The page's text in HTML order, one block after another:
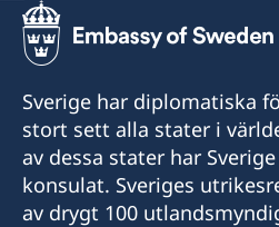
Sverige har diplomatiska
stort sett alla stater i
av dessa stater har
konsulat. Sveriges
av drygt 100